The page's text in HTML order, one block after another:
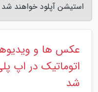
استیشن آپلود خواهند شد
اتوماتیک در اپ
شد